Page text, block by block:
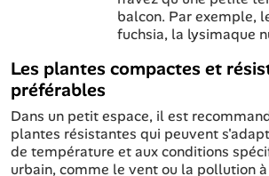
balcon. Par exemple,
fuchsia, la lysimaque
Les plantes compactes et
préférables
Dans un petit espace, il est
plantes résistantes qui peuvent
de température et aux conditions
urbain, comme le vent ou la pollution à